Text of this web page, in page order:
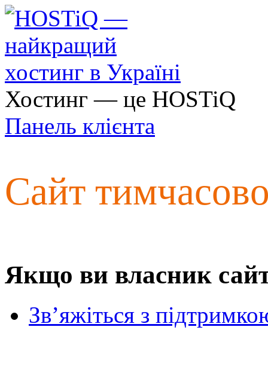
Хостинг — це HOSTiQ
Панель клієнта
Сайт
Якщо ви власник
Зв’яжіться з